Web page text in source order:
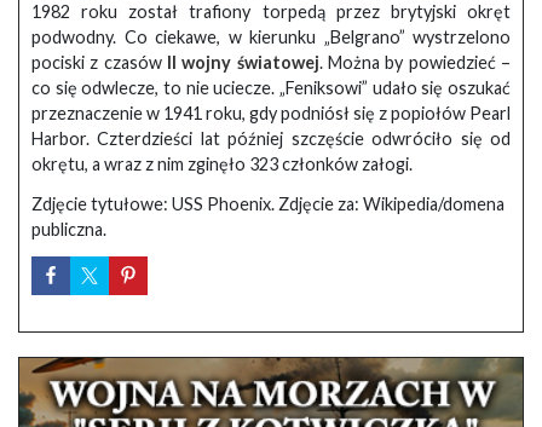
1982 roku został trafiony torpedą przez brytyjski okręt
podwodny. Co ciekawe, w kierunku „Belgrano” wystrzelono
pociski z czasów II wojny światowej. Można by powiedzieć –
co się odwlecze, to nie uciecze. „Feniksowi” udało się oszukać
przeznaczenie w 1941 roku, gdy podniósł się z popiołów Pearl
Harbor. Czterdzieści lat później szczęście odwróciło się od
okrętu, a wraz z nim zginęło 323 członków załogi.
Zdjęcie tytułowe: USS Phoenix. Zdjęcie za: Wikipedia/domena
publiczna.